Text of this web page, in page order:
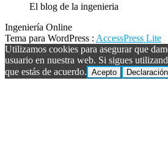
El blog de la ingenieria
Ingeniería Online
Tema para WordPress : AccessPress Lite
Utilizamos cookies para asegurar que
usuario en nuestra web. Si sigues
que estás de acuerdo. Acepto